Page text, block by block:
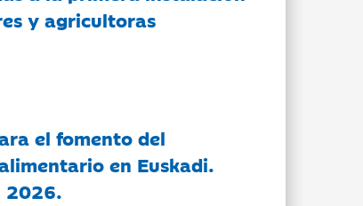
y agricultoras
el fomento del
en Euskadi.
2026.